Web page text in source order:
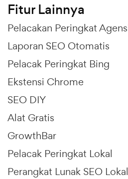
Fitur Lainnya
Pelacakan Peringkat
Laporan SEO Otomatis
Pelacak Peringkat Bing
Ekstensi Chrome
SEO DIY
Alat Gratis
GrowthBar
Pelacak Peringkat Lokal
Perangkat Lunak SEO